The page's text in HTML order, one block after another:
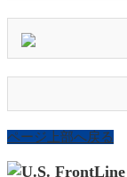
ページ上部へ戻る